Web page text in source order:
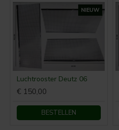
NIEUW
Luchtrooster Deutz 06
€ 150,00
BESTELLEN